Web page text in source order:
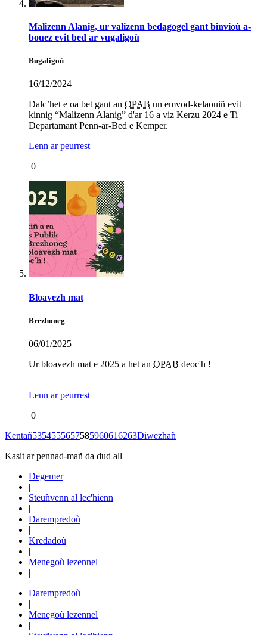
Malizenn Alanig, ur valizenn bedagogel gant binvioù a-
bouez evit bed ar vugaligoù
Bugaligoù
16/12/2024
Dalc’het e oa bet gant an OPAB un emvod-kelaouiñ evit
kinnig “Malizenn Alanig” d'ar 16 a viz Kerzu 2024 e Ti
Departamant Penn-ar-Bed e Kemper.
Lenn ar peurrest
0
Bloavezh mat
Brezhoneg
06/01/2025
Ur bloavezh mat e 2025 a het an OPAB deoc'h !
Lenn ar peurrest
0
Kentañ5354555657585960616263Diwezhañ
Kasit ar pennad-mañ da dud all
Degemer
|
Steuñvenn al lec'hienn
|
Darempredoù
|
Kredadoù
|
Menegoù lezennel
|
Darempredoù
|
Menegoù lezennel
|